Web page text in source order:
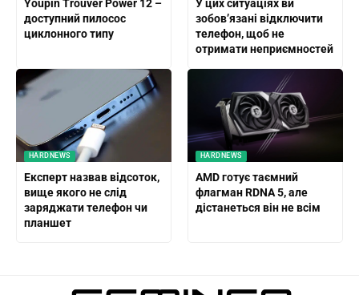
Youpin Trouver Power 12 –
доступний пилосос
циклонного типу
У цих ситуаціях ви
зобов’язані відключити
телефон, щоб не
отримати неприємностей
HARDNEWS
Експерт назвав відсоток,
вище якого не слід
заряджати телефон чи
планшет
HARDNEWS
AMD готує таємний
флагман RDNA 5, але
дістанеться він не всім